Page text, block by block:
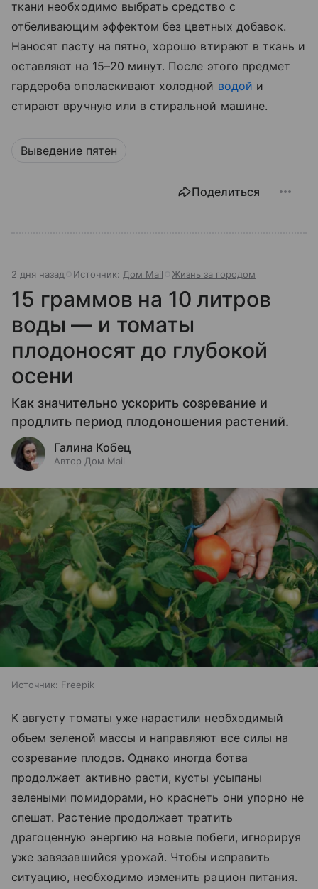
ткани необходимо выбрать средство с
отбеливающим эффектом без цветных добавок.
Наносят пасту на пятно, хорошо втирают в ткань и
оставляют на 15–20 минут. После этого предмет
гардероба ополаскивают холодной водой и
стирают вручную или в стиральной машине.
Выведение пятен
Поделиться
2 дня назад Источник: Дом Mail Жизнь за городом
15 граммов на 10 литров
воды — и томаты
плодоносят до глубокой
осени
Как значительно ускорить созревание и
продлить период плодоношения растений.
Галина Кобец
Автор Дом Mail
Источник: Freepik
К августу томаты уже нарастили необходимый
объем зеленой массы и направляют все силы на
созревание плодов. Однако иногда ботва
продолжает активно расти, кусты усыпаны
зелеными помидорами, но краснеть они упорно не
спешат. Растение продолжает тратить
драгоценную энергию на новые побеги, игнорируя
уже завязавшийся урожай. Чтобы исправить
ситуацию, необходимо изменить рацион питания.